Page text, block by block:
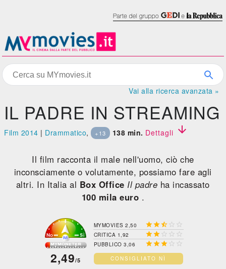
Vai alla ricerca avanzata »
IL PADRE IN STREAMING
Film 2014 | Drammatico, +13 138 min. Dettagli 
Il film racconta il male nell'uomo, ciò che
inconsciamente o volutamente, possiamo fare agli
altri. In Italia al Box Office Il padre ha incassato
100 mila euro .
2,49/5
MYMOVIES 2,50   
CRITICA 1,92    
PUBBLICO 3,06   
CONSIGLIATO NÌ